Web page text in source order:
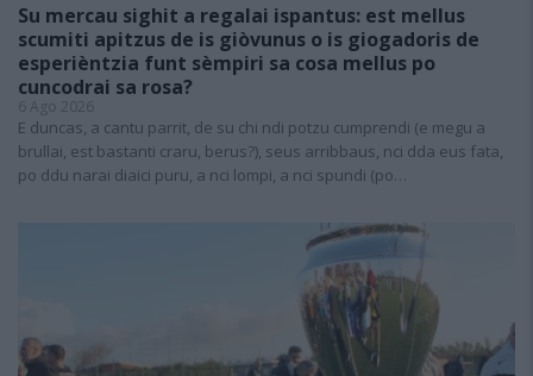
Su mercau sighit a regalai ispantus: est mellus
scumiti apitzus de is giòvunus o is giogadoris de
esperièntzia funt sèmpiri sa cosa mellus po
cuncodrai sa rosa?
6 Ago 2026
E duncas, a cantu parrit, de su chi ndi potzu cumprendi (e megu a
brullai, est bastanti craru, berus?), seus arribbaus, nci dda eus fata,
po ddu narai diaici puru, a nci lompi, a nci spundi (po…